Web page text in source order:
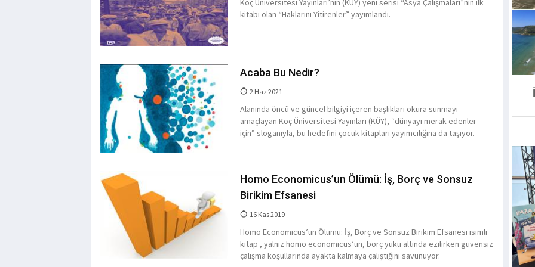
Koç Üniversitesi Yayınları’nın (KÜY) yeni serisi “Asya Çalışmaları”nın ilk
kitabı olan “Haklarını Yitirenler” yayımlandı.
Acaba Bu Nedir?
2 Haz 2021
Alanında öncü ve güncel bilgiyi içeren başlıkları okura sunmayı
amaçlayan Koç Üniversitesi Yayınları (KÜY), “dünyayı merak edenler
için” sloganıyla, bu hedefini çocuk kitapları yayımcılığına da taşıyor.
Homo Economicus’un Ölümü: İş, Borç ve Sonsuz
Birikim Efsanesi
16 Kas 2019
Homo Economicus’un Ölümü: İş, Borç ve Sonsuz Birikim Efsanesi isimli
kitap , yalnız homo economicus’un, borç yükü altında ezilirken güvensiz
çalışma koşullarında ayakta kalmaya çalıştığını savunuyor.